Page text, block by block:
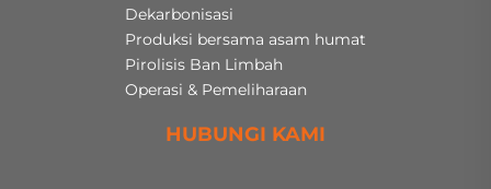
Dekarbonisasi
Produksi bersama asam humat
Pirolisis Ban Limbah
Operasi & Pemeliharaan
HUBUNGI KAMI